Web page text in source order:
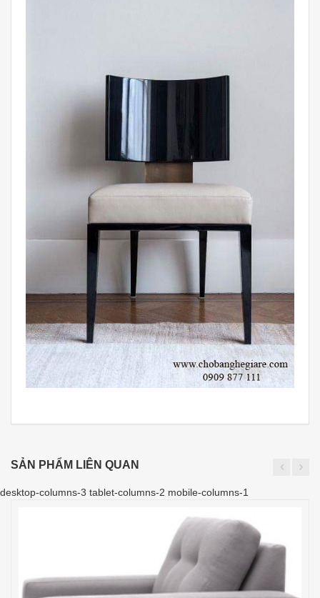
SẢN PHẨM LIÊN QUAN
desktop-columns-3 tablet-columns-2 mobile-columns-1